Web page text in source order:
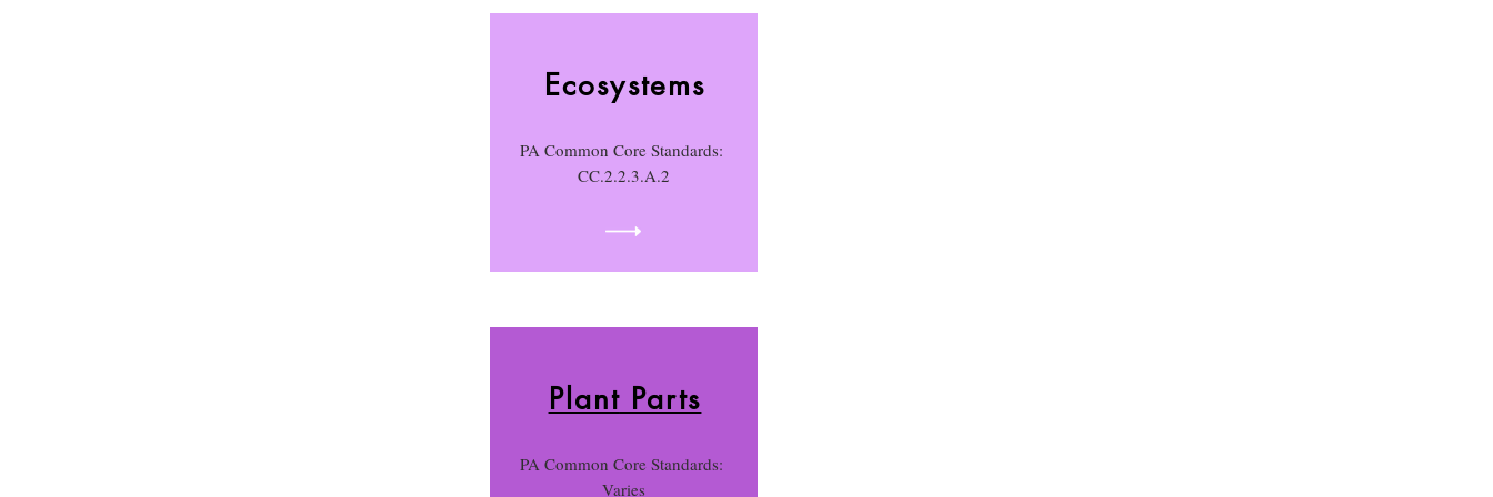
Ecosystems
PA Common Core Standards:
CC.2.2.3.A.2
PlantParts
PA Common Core Standards:
Varies